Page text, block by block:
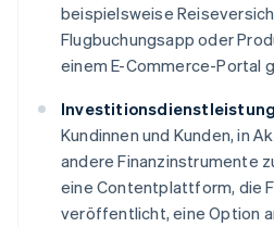
beispielsweise
Flugbuchungsapp oder
einem E-Commerce-Portal
Kundinnen und Kunden, in
andere Finanzinstrumente
eine Contentplattform, die
veröffentlicht, eine Option